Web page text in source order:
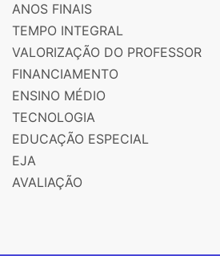
ANOS FINAIS
TEMPO INTEGRAL
VALORIZAÇÃO DO PROFESSOR
FINANCIAMENTO
ENSINO MÉDIO
TECNOLOGIA
EDUCAÇÃO ESPECIAL
EJA
AVALIAÇÃO